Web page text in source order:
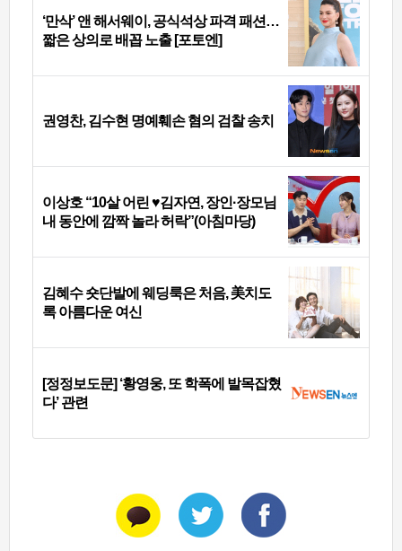
‘만삭’ 앤 해서웨이, 공식석상 파격 패션…
짧은 상의로 배꼽 노출 [포토엔]
권영찬, 김수현 명예훼손 혐의 검찰 송치
이상호 “10살 어린 ♥김자연, 장인·장모님
내 동안에 깜짝 놀라 허락”(아침마당)
김혜수 숏단발에 웨딩룩은 처음, 美치도
록 아름다운 여신
[정정보도문] ‘황영웅, 또 학폭에 발목잡혔
다’ 관련